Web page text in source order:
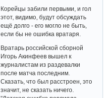
Корейцы забили первыми, и гол
этот, видимо, будут обсуждать
ещё долго - его могло не быть,
если бы не ошибка вратаря.
Вратарь российской сборной
Игорь Акинфеев вышел к
журналистам из раздевалки
после матча последним.
Сказать, что был расстроен, это
значит, не сказать ничего.